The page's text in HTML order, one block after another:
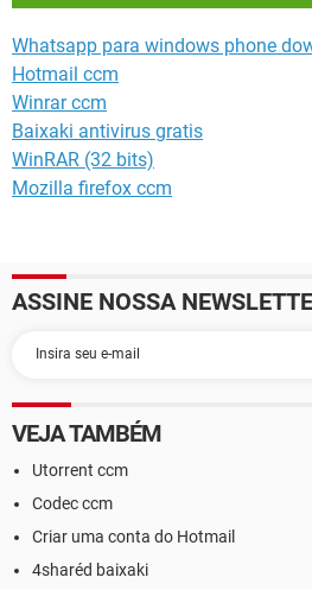
Whatsapp para windows phone
Hotmail ccm
Winrar ccm
Baixaki antivirus gratis
WinRAR (32 bits)
Mozilla firefox ccm
ASSINE NOSSA
VEJA TAMBÉM
Utorrent ccm
Codec ccm
Criar uma conta do Hotmail
4sharéd baixaki